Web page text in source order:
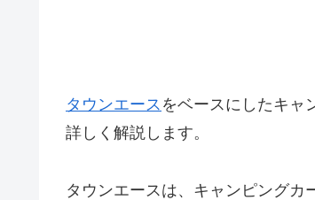
タウンエース をベースにしたキャ
詳しく解説します。
タウンエースは、キャンピングカ